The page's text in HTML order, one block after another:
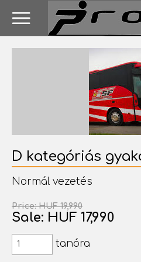
D kategóriás
Normál vezetés
Price: HUF 19,990
Sale: HUF 17,990
tanóra